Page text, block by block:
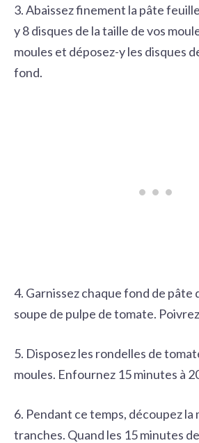
3. Abaissez finement la pâte
y 8 disques de la taille de vos
moules et déposez-y les disques
fond.
4. Garnissez chaque fond de pâte
soupe de pulpe de tomate.
5. Disposez les rondelles de
moules. Enfournez 15 minutes à
6. Pendant ce temps, découpez la
tranches. Quand les 15 minutes